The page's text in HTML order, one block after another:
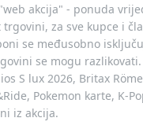
akcija" - ponuda
za sve kupce i
se međusobno
se mogu
S lux 2026, Britax
Pokemon karte, K-
iz akcija.